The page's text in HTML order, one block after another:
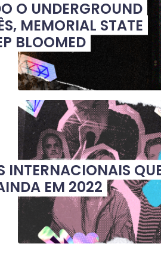
O UNDERGROUND
MEMORIAL STATE
BLOOMED
INTERNACIONAIS
EM 2022